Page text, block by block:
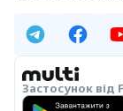
Застосунок від